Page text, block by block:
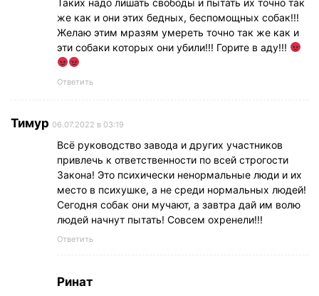
же как и они этих бедных, беспомощных собак!!!
Желаю этим мразям умереть точно так же как и
эти собаки которых они убили!!! Горите в аду!!!
Ответить
Тимур 06.07.2022 в 03:19
Всё руководство завода и других участников
привлечь к ответственности по всей строгости
Закона! Это психически ненормальные люди и их
место в психушке, а не среди нормальных людей!
Сегодня собак они мучают, а завтра дай им волю
людей начнут пытать! Совсем охренели!!!
Ответить
Ринат